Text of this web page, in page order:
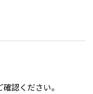
確認ください。